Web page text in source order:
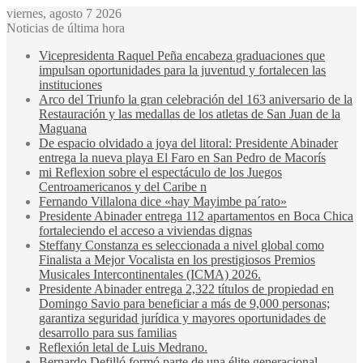
viernes, agosto 7 2026
Noticias de última hora
Vicepresidenta Raquel Peña encabeza graduaciones que
impulsan oportunidades para la juventud y fortalecen las
instituciones
Arco del Triunfo la gran celebración del 163 aniversario de la
Restauración y las medallas de los atletas de San Juan de la
Maguana
De espacio olvidado a joya del litoral: Presidente Abinader
entrega la nueva playa El Faro en San Pedro de Macorís
mi Reflexion sobre el espectáculo de los Juegos
Centroamericanos y del Caribe n
Fernando Villalona dice «hay Mayimbe pa´rato»
Presidente Abinader entrega 112 apartamentos en Boca Chica
fortaleciendo el acceso a viviendas dignas
Steffany Constanza es seleccionada a nivel global como
Finalista a Mejor Vocalista en los prestigiosos Premios
Musicales Intercontinentales (ICMA) 2026.
Presidente Abinader entrega 2,322 títulos de propiedad en
Domingo Savio para beneficiar a más de 9,000 personas;
garantiza seguridad jurídica y mayores oportunidades de
desarrollo para sus familias
Reflexión letal de Luis Medrano.